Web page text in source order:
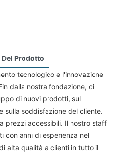
Del Prodotto
tecnologico e l'innovazione
dalla nostra fondazione, ci
di nuovi prodotti, sul
sulla soddisfazione del cliente.
prezzi accessibili. Il nostro staff
con anni di esperienza nel
alta qualità a clienti in tutto il